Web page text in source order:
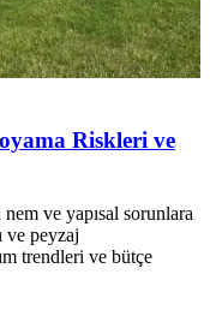
Riskleri ve
ve yapısal sorunlara
ve peyzaj
trendleri ve bütçe